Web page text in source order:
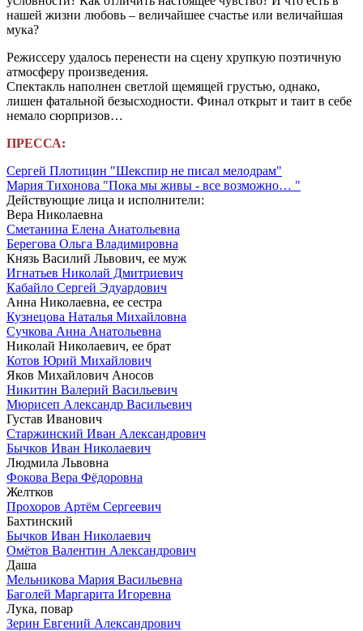
нашей жизни любовь – величайшее счастье или величайшая
мука?
Режиссеру удалось перенести на сцену хрупкую поэтичную
атмосферу произведения.
Спектакль наполнен светлой щемящей грустью, однако,
лишен фатальной безысходности. Финал открыт и таит в себе
немало сюрпризов…
ПРЕССА:
Сергей Плотицин "Шекспир не писал мелодрам"
Мария Тихонова "Пока мы живы - все возможно… "
Действующие лица и исполнители:
Вера Николаевна
Сметанина Елена Анатольевна
Берегова Ольга Владимировна
Князь Василий Львович, ее муж
Игнатьев Николай Дмитриевич
Кабайло Сергей Эдуардович
Анна Николаевна, ее сестра
Кузнецова Наталья Михайловна
Сучкова Анна Анатольевна
Николай Николаевич, ее брат
Котов Юрий Михайлович
Яков Михайлович Аносов
Никитин Валерий Васильевич
Мюрисеп Александр Васильевич
Густав Иванович
Старжинский Иван Александрович
Бычков Иван Николаевич
Людмила Львовна
Фокова Вера Фёдоровна
Желтков
Прохоров Артём Сергеевич
Бахтинский
Бычков Иван Николаевич
Омётов Валентин Александрович
Даша
Мельникова Мария Васильевна
Баголей Маргарита Игоревна
Лука, повар
Зерин Евгений Александрович